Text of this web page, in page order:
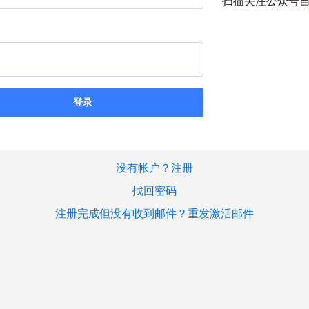
登录
没有帐户？注册
找回密码
注册完成但没有收到邮件？重发激活邮件